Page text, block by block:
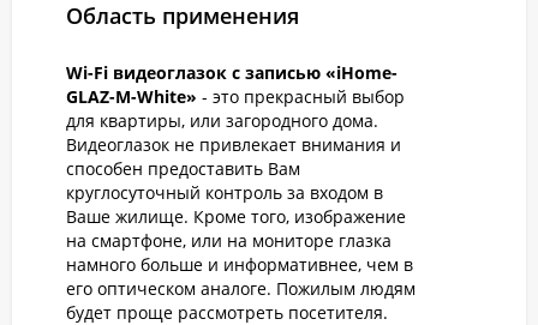
Область применения
Wi-Fi видеоглазок с записью «iHome-
GLAZ-М-White» - это прекрасный выбор
для квартиры, или загородного дома.
Видеоглазок не привлекает внимания и
способен предоставить Вам
круглосуточный контроль за входом в
Ваше жилище. Кроме того, изображение
на смартфоне, или на мониторе глазка
намного больше и информативнее, чем в
его оптическом аналоге. Пожилым людям
будет проще рассмотреть посетителя.